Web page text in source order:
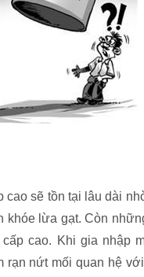
cao sẽ tồn tại lâu dài
lừa gạt. Còn
cao. Khi gia nhập
nứt mối quan hệ